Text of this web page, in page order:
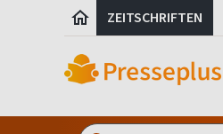
ZEITSCHRIFTEN